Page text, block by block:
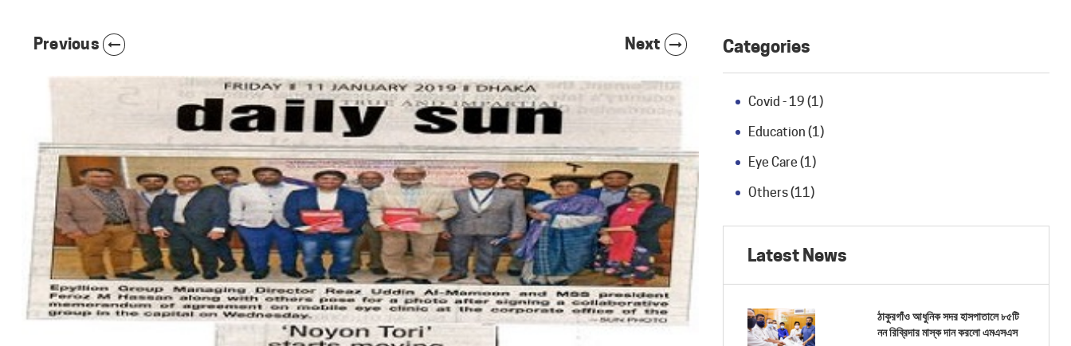
Previous Next Categories
Covid - 19 (1)
Education (1)
Eye Care (1)
Others (11)
Latest News
ঠাকুরগাঁও আধুনিক সদর হাসপাতালে ৮৫টি
নন রিব্রিদার মাস্ক দান করলো এমএসএস